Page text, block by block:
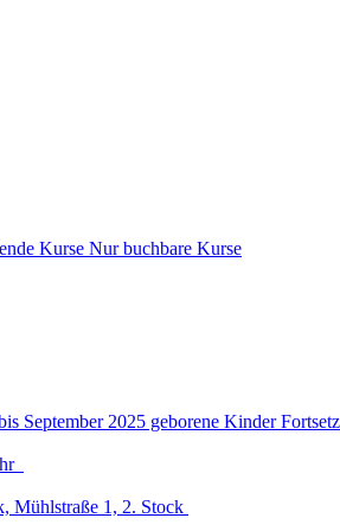
Kurse Nur buchbare Kurse
September 2025 geborene Kinder
Mühlstraße 1, 2. Stock